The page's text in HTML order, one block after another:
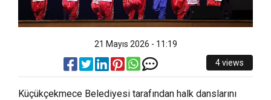
21 Mayıs 2026 - 11:19
4 views
Küçükçekmece Belediyesi tarafından halk danslarını